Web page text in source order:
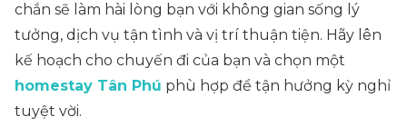
chắn sẽ làm hài lòng bạn với không gian sống lý
tưởng, dịch vụ tận tình và vị trí thuận tiện. Hãy lên
kế hoạch cho chuyến đi của bạn và chọn một
homestay Tân Phú phù hợp để tận hưởng kỳ nghỉ
tuyệt vời.